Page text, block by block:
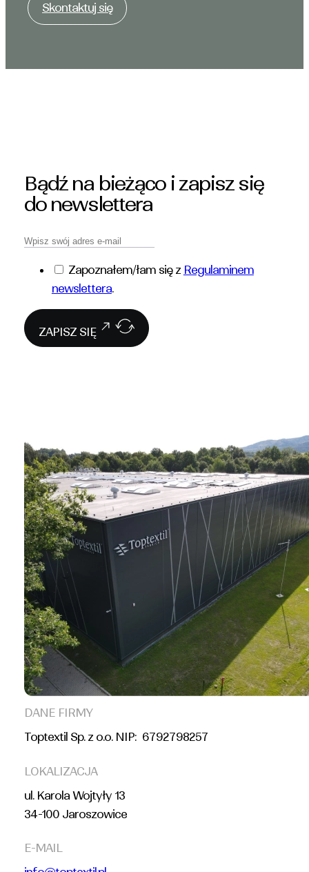
Skontaktuj się
Bądź na bieżąco i zapisz się
do newslettera
Zapoznałem/łam się z Regulaminem
newslettera.
ZAPISZ SIĘ
DANE FIRMY
Toptextil Sp. z o.o. NIP: 6792798257
LOKALIZACJA
ul. Karola Wojtyły 13
34-100 Jaroszowice
E-MAIL